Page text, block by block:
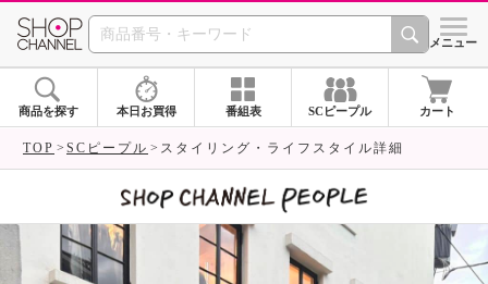
SHOP CHANNEL シメニュー
商品を探す 本日お買得 番組表 SCピープル カート
TOP SCピープル スタイリング・ライフスタイル詳細